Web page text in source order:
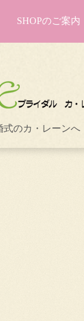
SHOPのご案内
式のカ・レーンへ